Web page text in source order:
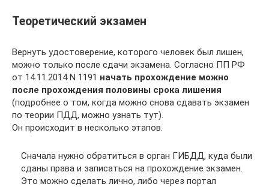
Теоретический экзамен
Вернуть удостоверение, которого человек был лишен,
можно только после сдачи экзамена. Согласно ПП РФ
от 14.11.2014 N 1191 начать прохождение можно
после прохождения половины срока лишения
(подробнее о том, когда можно снова сдавать экзамен
по теории ПДД, можно узнать тут).
Он происходит в несколько этапов.
Сначала нужно обратиться в орган ГИБДД, куда были
сданы права и записаться на прохождение экзамен.
Это можно сделать лично, либо через портал